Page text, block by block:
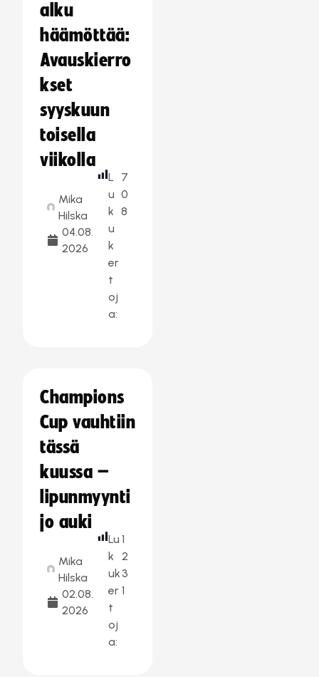
alku
häämöttää:
Avauskierro
kset
syyskuun
toisella
viikolla
Mika
Hilska
04.08.
2026
L
u
k
u
k
er
t
oj
a:
7
0
8
Champions
Cup vauhtiin
tässä
kuussa –
lipunmyynti
jo auki
Mika
Hilska
02.08.
2026
Lu
k
uk
er
t
oj
a:
1
2
3
1